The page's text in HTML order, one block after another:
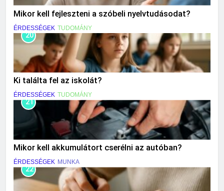
Mikor kell fejleszteni a szóbeli nyelvtudásodat?
ÉRDESSÉGEK TUDOMÁNY
20
Ki találta fel az iskolát?
ÉRDESSÉGEK TUDOMÁNY
21
Mikor kell akkumulátort cserélni az autóban?
ÉRDESSÉGEK MUNKA
22